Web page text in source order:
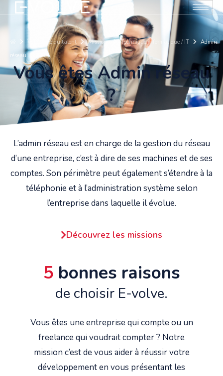
Vous avez du talent Missions Technique informatique / IT
Admin
réseau
Vous êtes Admin réseau
?
L’admin réseau est en charge de la gestion du réseau
d’une entreprise, c’est à dire de ses machines et de ses
comptes. Son périmètre peut également s’étendre à la
téléphonie et à l’administration système selon
l’entreprise dans laquelle il évolue.
Découvrez les missions
5 bonnes raisons
de choisir E-volve.
Vous êtes une entreprise qui compte ou un
freelance qui voudrait compter ? Notre
mission c’est de vous aider à réussir votre
développement en vous présentant les